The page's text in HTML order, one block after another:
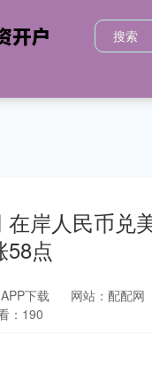
在岸人民币兑
58点
下载 网站：配配网
：190